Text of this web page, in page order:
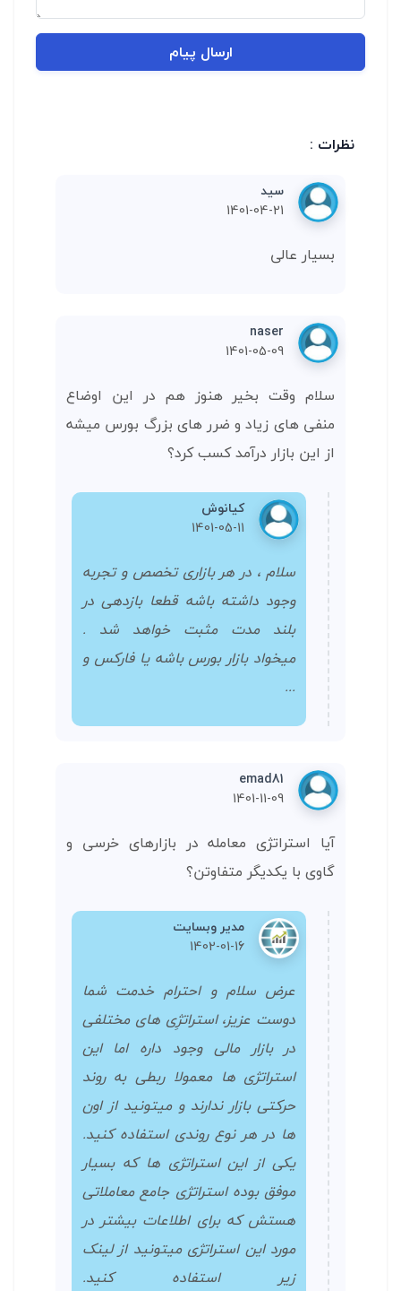
ارسال پیام
نظرات :
سید
1401-04-21
بسیار عالی
naser
1401-05-09
سلام وقت بخیر هنوز هم در این اوضاع
منفی های زیاد و ضرر های بزرگ بورس میشه
از این بازار درآمد کسب کرد؟
کیانوش
1401-05-11
سلام ، در هر بازاری تخصص و تجربه
وجود داشته باشه قطعا بازدهی در
بلند مدت مثبت خواهد شد .
میخواد بازار بورس باشه یا فارکس و
...
emad81
1401-11-09
آیا استراتژی معامله در بازارهای خرسی و
گاوی با یکدیگر متفاوتن؟
مدیر وبسایت
1402-01-16
عرض سلام و احترام خدمت شما
دوست عزیز، استراتژِی های مختلفی
در بازار مالی وجود داره اما این
استراتژی ها معمولا ربطی به روند
حرکتی بازار ندارند و میتونید از اون
ها در هر نوع روندی استفاده کنید.
یکی از این استراتژی ها که بسیار
موفق بوده استراتژی جامع معاملاتی
هستش که برای اطلاعات بیشتر در
مورد این استراتژی میتونید از لینک
زیر استفاده کنید.